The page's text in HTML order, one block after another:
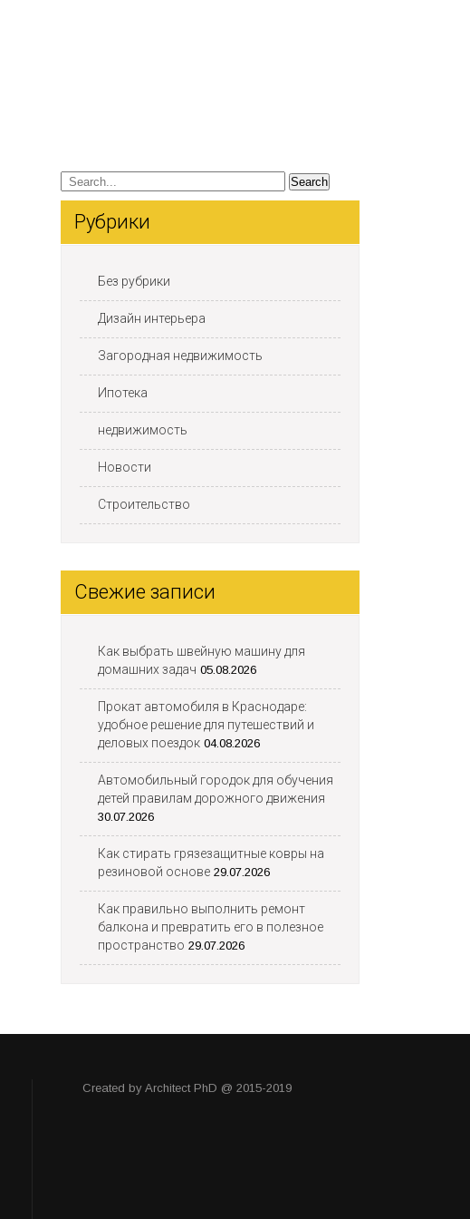
Рубрики
Без рубрики
Дизайн интерьера
Загородная недвижимость
Ипотека
недвижимость
Новости
Строительство
Свежие записи
Как выбрать швейную машину для
домашних задач 05.08.2026
Прокат автомобиля в Краснодаре:
удобное решение для путешествий и
деловых поездок 04.08.2026
Автомобильный городок для обучения
детей правилам дорожного движения
30.07.2026
Как стирать грязезащитные ковры на
резиновой основе 29.07.2026
Как правильно выполнить ремонт
балкона и превратить его в полезное
пространство 29.07.2026
Created by Architect PhD @ 2015-2019